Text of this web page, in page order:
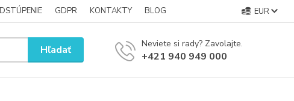
GDPR KONTAKTY BLOG EUR
Hľadať Neviete si rady? Zavolajte.
+421 940 949 000